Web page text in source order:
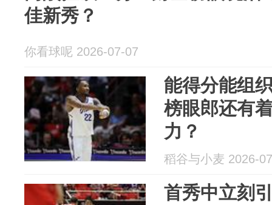
佳新秀？
你看球呢 2026-07-07
能得分能组
榜眼郎还有
力？
稻谷与小麦 2026-
首秀中立刻